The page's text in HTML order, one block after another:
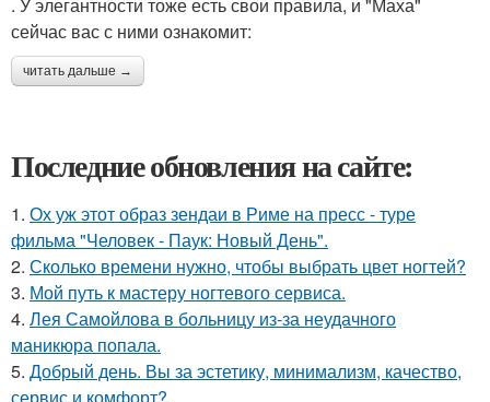
. У элегантности тоже есть свои правила, и "Маха"
сейчас вас с ними ознакомит:
читать дальше →
Последние обновления на сайте:
1. Ох уж этот образ зендаи в Риме на пресс - туре
фильма "Человек - Паук: Новый День".
2. Сколько времени нужно, чтобы выбрать цвет ногтей?
3. Мой путь к мастеру ногтевого сервиса.
4. Лея Самойлова в больницу из-за неудачного
маникюра попала.
5. Добрый день. Вы за эстетику, минимализм, качество,